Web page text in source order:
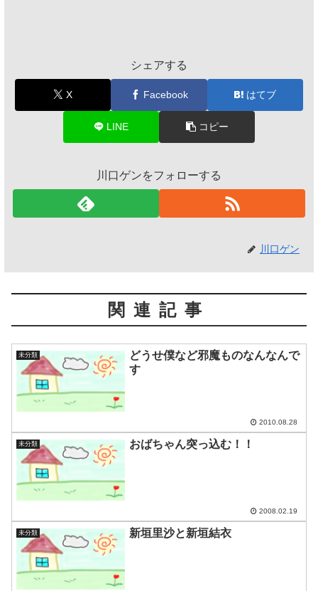
シェアする
X Facebook はてブ
LINE コピー
川口ゲンをフォローする
川口ゲン
関連記事
未分類
どうせ僕など邪魔ものなんなんで
す
2010.08.28
未分類 おばちゃん突っ込む！！
2008.02.19
未分類 新垣里沙と新垣結衣